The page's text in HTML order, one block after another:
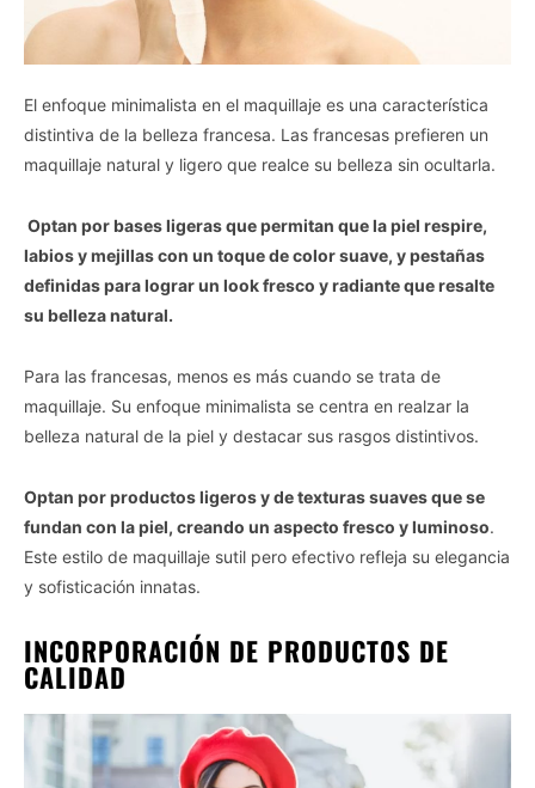
El enfoque minimalista en el maquillaje es una característica
distintiva de la belleza francesa. Las francesas prefieren un
maquillaje natural y ligero que realce su belleza sin ocultarla.
Optan por bases ligeras que permitan que la piel respire,
labios y mejillas con un toque de color suave, y pestañas
definidas para lograr un look fresco y radiante que resalte
su belleza natural.
Para las francesas, menos es más cuando se trata de
maquillaje. Su enfoque minimalista se centra en realzar la
belleza natural de la piel y destacar sus rasgos distintivos.
Optan por productos ligeros y de texturas suaves que se
fundan con la piel, creando un aspecto fresco y luminoso.
Este estilo de maquillaje sutil pero efectivo refleja su elegancia
y sofisticación innatas.
INCORPORACIÓN DE PRODUCTOS DE
CALIDAD